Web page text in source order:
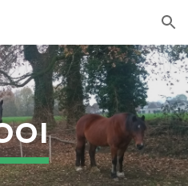
Skip to navigation